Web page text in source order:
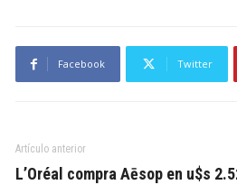
Facebook Twitter
Artículo anterior
L’Oréal compra Aēsop en u$s